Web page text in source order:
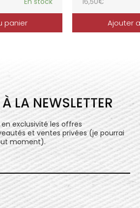
panier Ajouter
LA NEWSLETTER
exclusivité les offres
et ventes privées (je pourrai
moment).